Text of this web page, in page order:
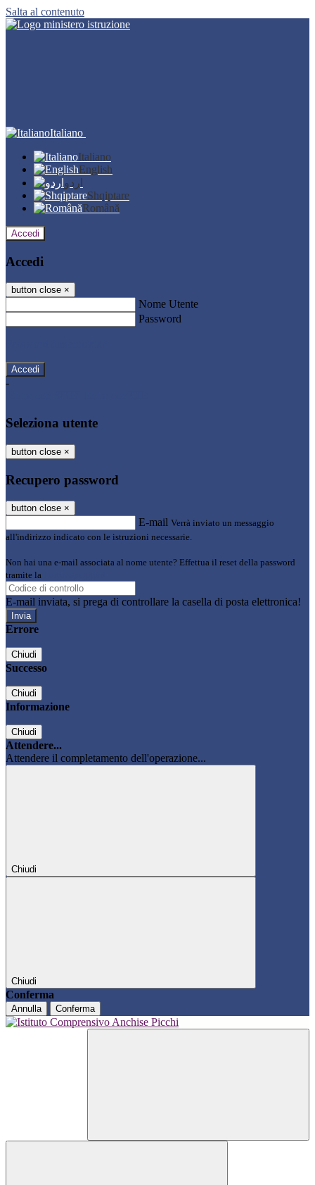
Salta al contenuto
Italiano
Italiano
English
اردو
Shqiptare
Română
Accedi
Accedi
button close ×
Nome Utente
Password
-
Seleziona utente
button close ×
Recupero password
button close ×
E-mail Verrà inviato un messaggio
all'indirizzo indicato con le istruzioni necessarie.
Non hai una e-mail associata al nome utente? Effettua il reset della password
tramite la
E-mail inviata, si prega di controllare la casella di posta elettronica!
Errore
Chiudi
Successo
Chiudi
Informazione
Chiudi
Attendere...
Attendere il completamento dell'operazione...
Chiudi
Chiudi
Conferma
Annulla Conferma